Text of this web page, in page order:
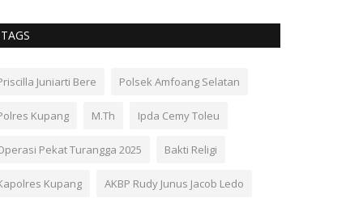
TAGS
Juniarti Bere Polsek Amfoang Selatan
Kupang M.Th Ipda Cemy Toleu
Pekat Turangga 2025 Bakti Religi
Kupang AKBP Rudy Junus Jacob Ledo